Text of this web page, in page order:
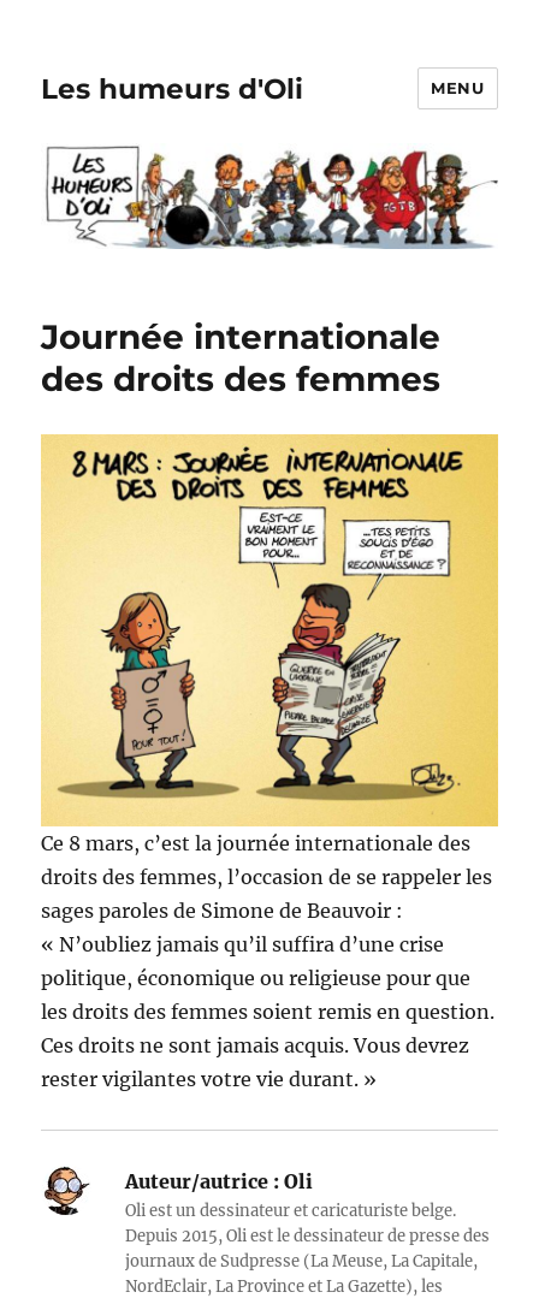
Les humeurs d'Oli MENU
Journée internationale
des droits des femmes
Ce 8 mars, c’est la journée internationale des
droits des femmes, l’occasion de se rappeler les
sages paroles de Simone de Beauvoir :
« N’oubliez jamais qu’il suffira d’une crise
politique, économique ou religieuse pour que
les droits des femmes soient remis en question.
Ces droits ne sont jamais acquis. Vous devrez
rester vigilantes votre vie durant. »
Auteur/autrice : Oli
Oli est un dessinateur et caricaturiste belge.
Depuis 2015, Oli est le dessinateur de presse des
journaux de Sudpresse (La Meuse, La Capitale,
NordEclair, La Province et La Gazette), les